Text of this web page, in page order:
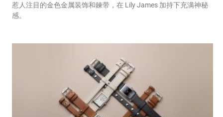
惹人注目的金色金属装饰和鍊带，在 Lily James 加持下充满神秘
感。